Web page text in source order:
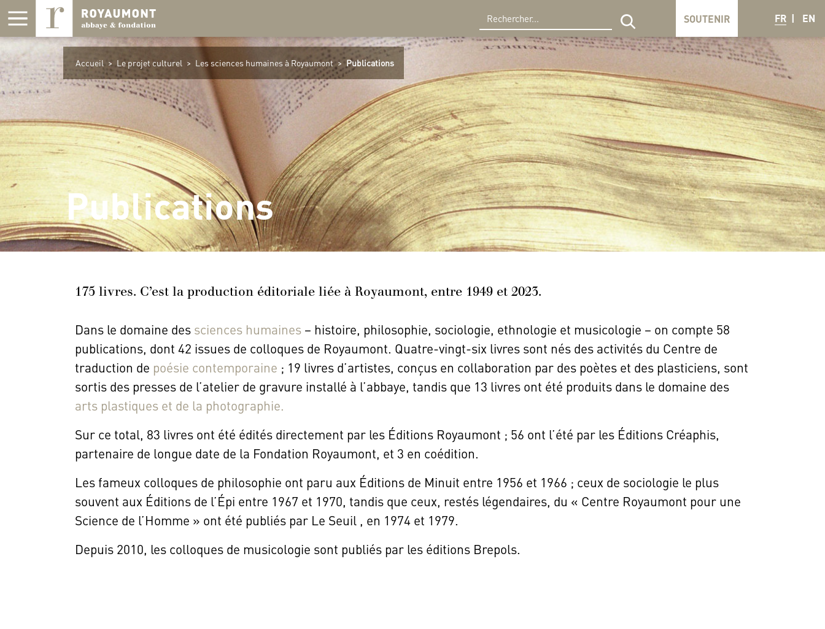
Rechercher sur le site SOUTENIR FR EN
Accueil > Le projet culturel > Les sciences humaines à Royaumont > Publications
Publications
175 livres. C’est la production éditoriale liée à Royaumont, entre 1949 et 2023.
Dans le domaine des sciences humaines – histoire, philosophie, sociologie, ethnologie et musicologie – on compte 58
publications, dont 42 issues de colloques de Royaumont. Quatre-vingt-six livres sont nés des activités du Centre de
traduction de poésie contemporaine ; 19 livres d’artistes, conçus en collaboration par des poètes et des plasticiens, sont
sortis des presses de l’atelier de gravure installé à l’abbaye, tandis que 13 livres ont été produits dans le domaine des
arts plastiques et de la photographie.
Sur ce total, 83 livres ont été édités directement par les Éditions Royaumont ; 56 ont l’été par les Éditions Créaphis,
partenaire de longue date de la Fondation Royaumont, et 3 en coédition.
Les fameux colloques de philosophie ont paru aux Éditions de Minuit entre 1956 et 1966 ; ceux de sociologie le plus
souvent aux Éditions de l’Épi entre 1967 et 1970, tandis que ceux, restés légendaires, du « Centre Royaumont pour une
Science de l’Homme » ont été publiés par Le Seuil , en 1974 et 1979.
Depuis 2010, les colloques de musicologie sont publiés par les éditions Brepols.
Panneau de gestion des cookies